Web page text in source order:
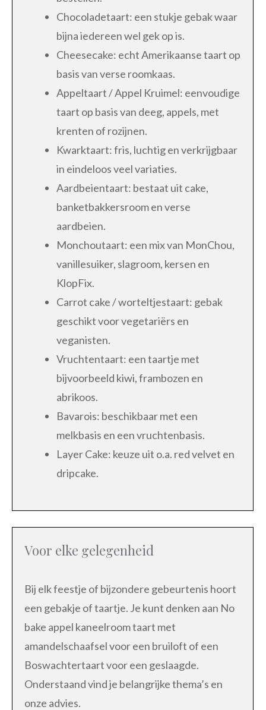
Chocoladetaart: een stukje gebak waar
bijna iedereen wel gek op is.
Cheesecake: echt Amerikaanse taart op
basis van verse roomkaas.
Appeltaart / Appel Kruimel: eenvoudige
taart op basis van deeg, appels, met
krenten of rozijnen.
Kwarktaart: fris, luchtig en verkrijgbaar
in eindeloos veel variaties.
Aardbeientaart: bestaat uit cake,
banketbakkersroom en verse
aardbeien.
Monchoutaart: een mix van MonChou,
vanillesuiker, slagroom, kersen en
KlopFix.
Carrot cake / worteltjestaart: gebak
geschikt voor vegetariërs en
veganisten.
Vruchtentaart: een taartje met
bijvoorbeeld kiwi, frambozen en
abrikoos.
Bavarois: beschikbaar met een
melkbasis en een vruchtenbasis.
Layer Cake: keuze uit o.a. red velvet en
dripcake.
Voor elke gelegenheid
Bij elk feestje of bijzondere gebeurtenis hoort
een gebakje of taartje. Je kunt denken aan No
bake appel kaneelroom taart met
amandelschaafsel voor een bruiloft of een
Boswachtertaart voor een geslaagde.
Onderstaand vind je belangrijke thema’s en
onze advies.